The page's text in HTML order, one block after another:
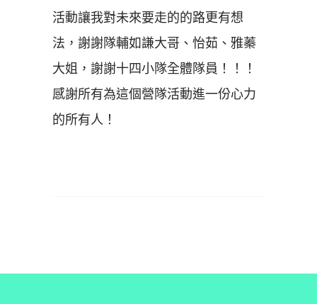
活動讓我對未來要走的的路更有想
法，謝謝隊輔如謙大哥、怡茹、雅蓁
大姐，謝謝十四小隊全體隊員！！！
感謝所有為這個營隊活動進一份心力
的所有人！